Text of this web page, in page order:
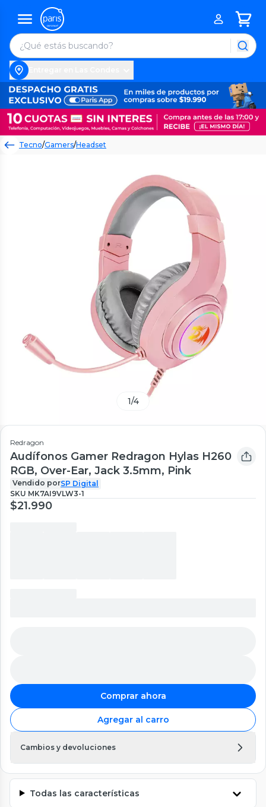
Tecno/Gamers/Headset
1/4
Redragon
Audífonos Gamer Redragon Hylas H260
RGB, Over-Ear, Jack 3.5mm, Pink
Vendido porSP Digital
SKU MK7AI9VLW3-1
$21.990
Comprar ahora
Agregar al carro
Cambios y devoluciones
Todas las características